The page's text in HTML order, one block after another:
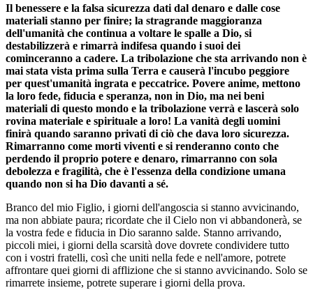
Il benessere e la falsa sicurezza dati dal denaro e dalle cose
materiali stanno per finire; la stragrande maggioranza
dell'umanità che continua a voltare le spalle a Dio, si
destabilizzerà e rimarrà indifesa quando i suoi dei
cominceranno a cadere. La tribolazione che sta arrivando non è
mai stata vista prima sulla Terra e causerà l'incubo peggiore
per quest'umanità ingrata e peccatrice. Povere anime, mettono
la loro fede, fiducia e speranza, non in Dio, ma nei beni
materiali di questo mondo e la tribolazione verrà e lascerà solo
rovina materiale e spirituale a loro! La vanità degli uomini
finirà quando saranno privati di ciò che dava loro sicurezza.
Rimarranno come morti viventi e si renderanno conto che
perdendo il proprio potere e denaro, rimarranno con sola
debolezza e fragilità, che è l'essenza della condizione umana
quando non si ha Dio davanti a sé.
Branco del mio Figlio, i giorni dell'angoscia si stanno avvicinando,
ma non abbiate paura; ricordate che il Cielo non vi abbandonerà, se
la vostra fede e fiducia in Dio saranno salde. Stanno arrivando,
piccoli miei, i giorni della scarsità dove dovrete condividere tutto
con i vostri fratelli, così che uniti nella fede e nell'amore, potrete
affrontare quei giorni di afflizione che si stanno avvicinando. Solo se
rimarrete insieme, potrete superare i giorni della prova.